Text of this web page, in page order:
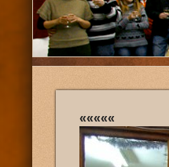
«««««